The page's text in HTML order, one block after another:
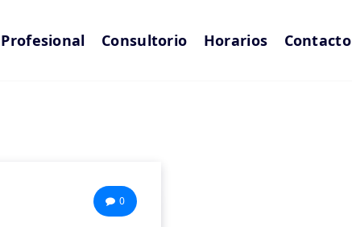
Consultorio Horarios Contacto
0